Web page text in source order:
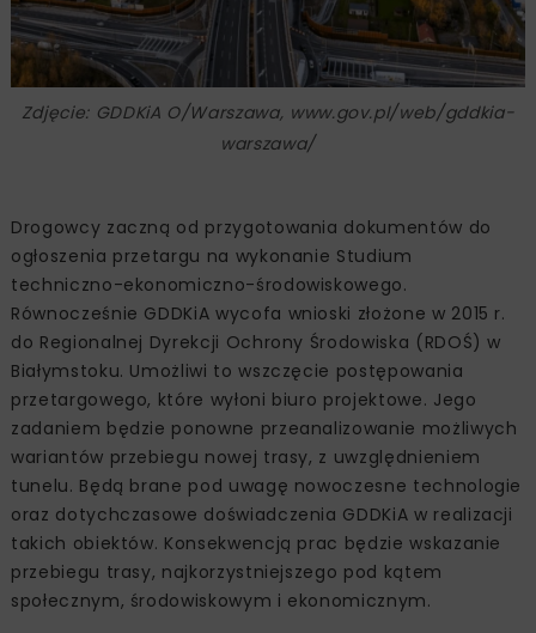
Zdjęcie: GDDKiA O/Warszawa, www.gov.pl/web/gddkia-
warszawa/
Drogowcy zaczną od przygotowania dokumentów do
ogłoszenia przetargu na wykonanie Studium
techniczno-ekonomiczno-środowiskowego.
Równocześnie GDDKiA wycofa wnioski złożone w 2015 r.
do Regionalnej Dyrekcji Ochrony Środowiska (RDOŚ) w
Białymstoku. Umożliwi to wszczęcie postępowania
przetargowego, które wyłoni biuro projektowe. Jego
zadaniem będzie ponowne przeanalizowanie możliwych
wariantów przebiegu nowej trasy, z uwzględnieniem
tunelu. Będą brane pod uwagę nowoczesne technologie
oraz dotychczasowe doświadczenia GDDKiA w realizacji
takich obiektów. Konsekwencją prac będzie wskazanie
przebiegu trasy, najkorzystniejszego pod kątem
społecznym, środowiskowym i ekonomicznym.